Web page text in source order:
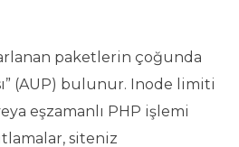
paketlerin çoğunda
(AUP) bulunur. Inode limiti
eşzamanlı PHP işlemi
siteniz